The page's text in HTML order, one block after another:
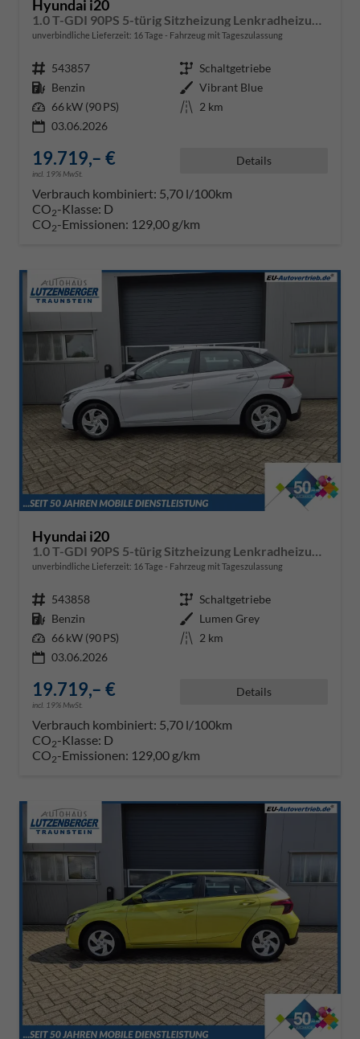
Hyundai i20
unverbindliche Lieferzeit: 16 Tage Fahrzeug mit Tageszulassung
Fahrzeugnr. 543857 Getriebe Schaltgetriebe
Kraftstoff Benzin Außenfarbe Vibrant Blue
Leistung 66 kW (90 PS) Kilometerstand 2 km
03.06.2026
19.719,– €
incl. 19% MwSt.
Details
Verbrauch kombiniert: 5,70 l/100km
CO2-Klasse: D
CO2-Emissionen: 129,00 g/km
Hyundai i20
unverbindliche Lieferzeit: 16 Tage Fahrzeug mit Tageszulassung
Fahrzeugnr. 543858 Getriebe Schaltgetriebe
Kraftstoff Benzin Außenfarbe Lumen Grey
Leistung 66 kW (90 PS) Kilometerstand 2 km
03.06.2026
19.719,– €
incl. 19% MwSt.
Details
Verbrauch kombiniert: 5,70 l/100km
CO2-Klasse: D
CO2-Emissionen: 129,00 g/km